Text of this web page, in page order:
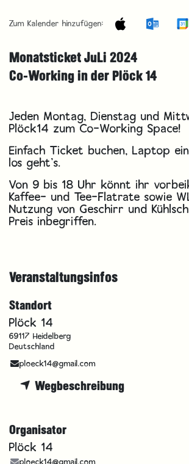
Zum Kalender hinzufügen:
Monatsticket JuLi 2024
Co-Working in der Plöck 14
Jeden Montag, Dienstag und
Plöck14 zum Co-Working Space!
Einfach Ticket buchen, Laptop
los geht’s.
Von 9 bis 18 Uhr könnt ihr
Kaffee- und Tee-Flatrate sowie
Nutzung von Geschirr und
Preis inbegriffen.
Veranstaltungsinfos
Standort
Plöck 14
69117 Heidelberg
Deutschland
ploeck14@gmail.com
Wegbeschreibung
Organisator
Plöck 14
ploeck14@gmail.com